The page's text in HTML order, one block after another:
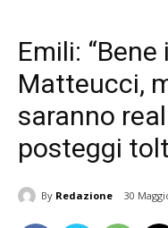
Emili:
Matteucci,
saranno
posteggi
By Redazione 30